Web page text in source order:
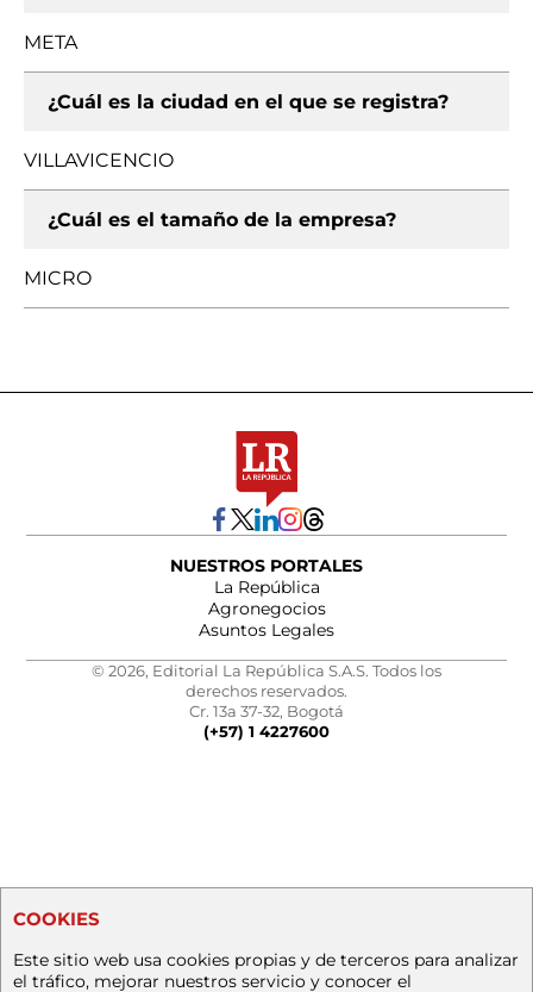
META
¿Cuál es la ciudad en el que se registra?
VILLAVICENCIO
¿Cuál es el tamaño de la empresa?
MICRO
NUESTROS PORTALES
La República
Agronegocios
Asuntos Legales
© 2026, Editorial La República S.A.S. Todos los
derechos reservados.
Cr. 13a 37-32, Bogotá
(+57) 1 4227600
COOKIES
Este sitio web usa cookies propias y de terceros para analizar
el tráfico, mejorar nuestros servicio y conocer el